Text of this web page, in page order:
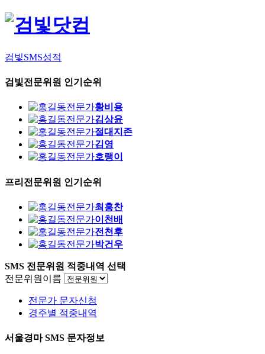
검빛SMS성적
검빛전문위원 인기순위
황비용
김상윤
절대지존
김영
호랭이
프리전문위원 인기순위
최홍찬
이천배
전천후
박건우
SMS 전문위원 적중내역 선택
전문위원이름
전문가 문자신청
경주별 적중내역
서울경마 SMS 문자정보